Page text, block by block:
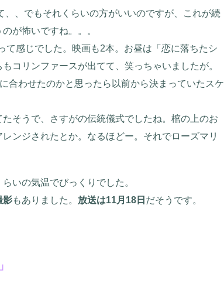
、でもそれくらいの方がいいのですが、これが続
が怖いですね。。。
感じでした。映画も2本。お昼は「恋に落ちたシ
コリンファースが出てて、笑っちゃいましたが。
わせたのかと思ったら以前から決まっていたスケ
そうで、さすがの伝統儀式でしたね。棺の上のお
ンジされたとか。なるほどー。それでローズマリ
いの気温でびっくりでした。
影もありました。 放送は11月18日 だそうです。